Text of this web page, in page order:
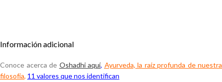
Información adicional
Conoce acerca de Oshadhi aquí, Ayurveda, la raíz profunda de nuestra
filosofía, 11 valores que nos identifican